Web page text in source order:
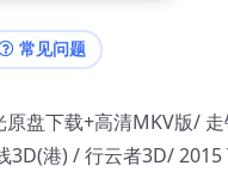
常见问题
盘下载+高清MKV版/ 走
3D(港) / 行云者3D/ 2015